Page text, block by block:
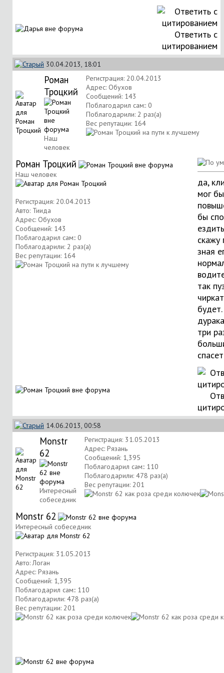
Ответить с
цитированием
30.04.2013, 18:01
Роман
Троцкий
Наш
человек
Регистрация: 20.04.2013
Адрес: Обухов
Сообщений: 143
Поблагодарил сам:: 0
Поблагодарили: 2 раз(а)
Вес репутации: 164
Роман Троцкий
Наш человек
Регистрация: 20.04.2013
Авто: Тиида
Адрес: Обухов
Сообщений: 143
Поблагодарил сам:: 0
Поблагодарили: 2 раз(а)
Вес репутации: 164
да,
мог
бы
скажу
зная
так
три
14.06.2013, 00:58
Monstr
62
Интересный
собеседник
Регистрация: 31.05.2013
Адрес: Рязань
Сообщений: 1,395
Поблагодарил сам:: 110
Поблагодарили: 478 раз(а)
Вес репутации: 201
Monstr 62
Интересный собеседник
Регистрация: 31.05.2013
Авто: Логан
Адрес: Рязань
Сообщений: 1,395
Поблагодарил сам:: 110
Поблагодарили: 478 раз(а)
Вес репутации: 201